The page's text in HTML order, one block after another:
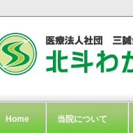
Home 当院について